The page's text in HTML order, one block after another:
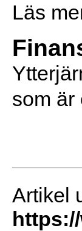
Läs
som är
Artikel